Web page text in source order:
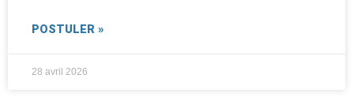
POSTULER »
28 avril 2026